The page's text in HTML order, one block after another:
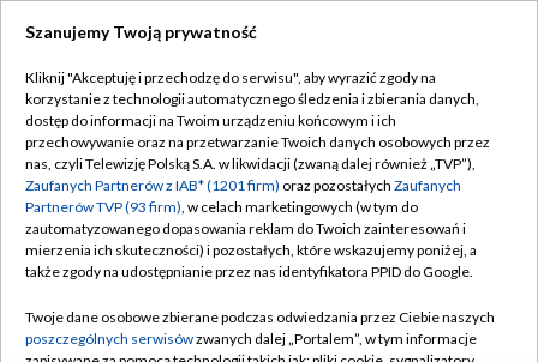
TVP
Abonament TVP
Emisja w TVP
Centrum informacji TVP
Naziemna Telewizja Cyfrowa
Rada Programowa
Regulamin TVP
Polityka prywatności
Moje zgody
Pomoc
Kontakt
Szanujemy Twoją prywatność
Kliknij "Akceptuję i przechodzę do serwisu", aby wyrazić zgody na
korzystanie z technologii automatycznego śledzenia i zbierania danych,
dostęp do informacji na Twoim urządzeniu końcowym i ich
przechowywanie oraz na przetwarzanie Twoich danych osobowych przez
nas, czyli Telewizję Polską S.A. w likwidacji (zwaną dalej również „TVP”),
Zaufanych Partnerów z IAB* (1201 firm) oraz pozostałych Zaufanych
Partnerów TVP (93 firm), w celach marketingowych (w tym do
zautomatyzowanego dopasowania reklam do Twoich zainteresowań i
mierzenia ich skuteczności) i pozostałych, które wskazujemy poniżej, a
także zgody na udostępnianie przez nas identyfikatora PPID do Google.
Twoje dane osobowe zbierane podczas odwiedzania przez Ciebie naszych
poszczególnych serwisówzwanych dalej „Portalem”, w tym informacje